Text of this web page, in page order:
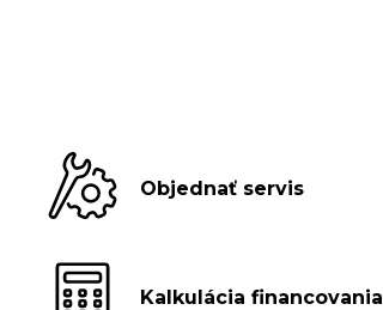
Objednať servis
Kalkulácia financovania